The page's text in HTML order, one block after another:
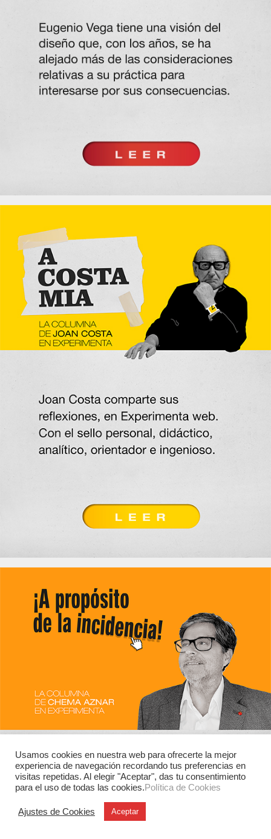
Usamos cookies en nuestra web para ofrecerte la mejor
experiencia de navegación recordando tus preferencias en
visitas repetidas. Al elegir "Aceptar", das tu consentimiento
para el uso de todas las cookies.Política de Cookies
Ajustes de Cookies Aceptar